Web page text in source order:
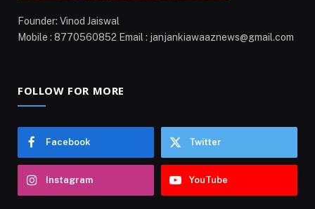
Founder: Vinod Jaiswal
Mobile : 8770560852 Email : janjankiawaaznews@gmail.com
FOLLOW FOR MORE
Facebook Twitter
Instagram YouTube